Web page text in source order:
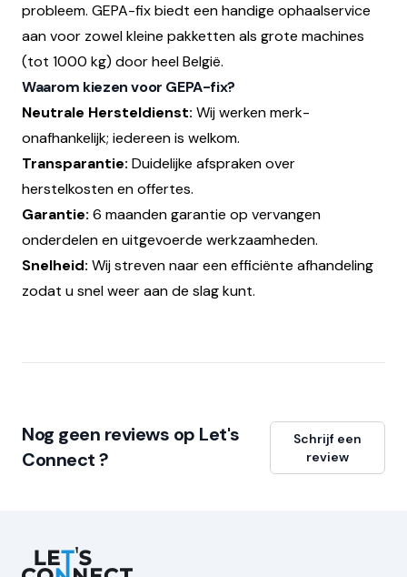
probleem. GEPA-fix biedt een handige ophaalservice
aan voor zowel kleine pakketten als grote machines
(tot 1000 kg) door heel België.
Waarom kiezen voor GEPA-fix?
Neutrale Hersteldienst: Wij werken merk-
onafhankelijk; iedereen is welkom.
Transparantie: Duidelijke afspraken over
herstelkosten en offertes.
Garantie: 6 maanden garantie op vervangen
onderdelen en uitgevoerde werkzaamheden.
Snelheid: Wij streven naar een efficiënte afhandeling
zodat u snel weer aan de slag kunt.
Nog geen reviews op Let's
Connect ?
Schrijf een
review
Let's Connect